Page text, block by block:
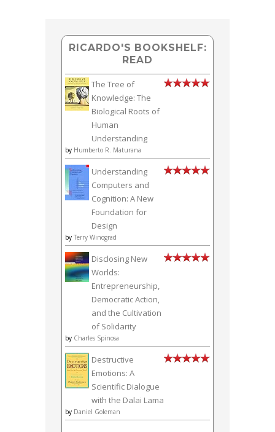
RICARDO'S BOOKSHELF:
READ
The Tree of
Knowledge: The
Biological Roots of
Human
Understanding
by Humberto R. Maturana
Understanding
Computers and
Cognition: A New
Foundation for
Design
by Terry Winograd
Disclosing New
Worlds:
Entrepreneurship,
Democratic Action,
and the Cultivation
of Solidarity
by Charles Spinosa
Destructive
Emotions: A
Scientific Dialogue
with the Dalai Lama
by Daniel Goleman